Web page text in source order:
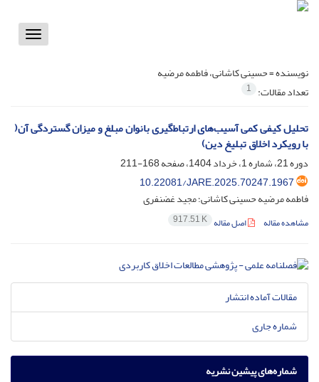
Toggle
نویسنده =حسینی کاشانی، فاطمه مرضیه
تعداد مقالات: 1
تحلیل کیفی کمی آسیب‌های ارتباط‌گیری بانوان مبلغ و میزان گستردگی آن(
با رویکرد اخلاق تبلیغ دین)
دوره 21، شماره 1، خرداد 1404، صفحه
168-211
10.22081/JARE.2025.70247.1967
فاطمه مرضیه حسینی کاشانی؛ مجید غضنفری
مشاهده مقاله اصل مقاله 917.51 K
مقالات آماده انتشار
شماره جاری
شماره‌های پیشین نشریه